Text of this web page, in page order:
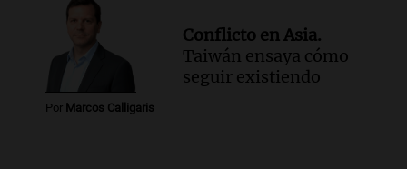
Por Marcos Calligaris
Conflicto en Asia.
Taiwán ensaya cómo
seguir existiendo